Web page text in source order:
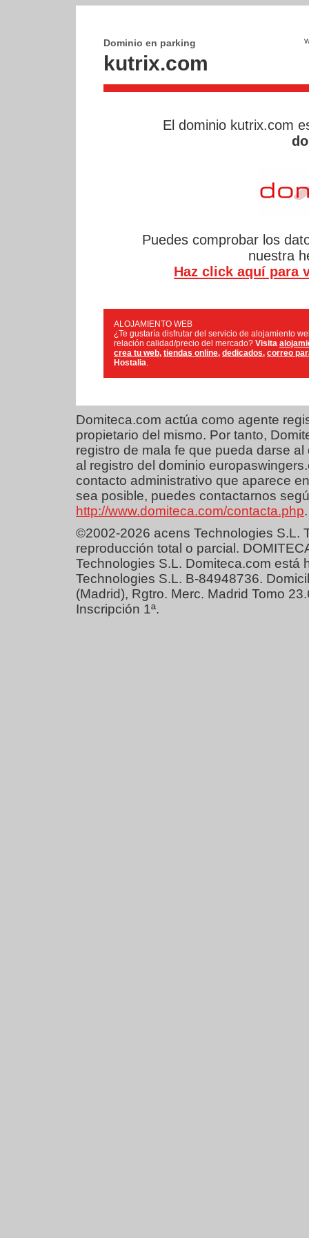
Dominio en parking
kutrix.com
El dominio kutrix.com
Puedes comprobar los
nuestra
Haz click aquí para
ALOJAMIENTO WEB
¿Te gustaría disfrutar del servicio de alojamiento
relación calidad/precio del mercado? Visita
crea tu web, tiendas online, dedicados, correo
Hostalia.
Domiteca.com actúa como agente
propietario del mismo. Por tanto,
registro de mala fe que pueda darse
al registro del dominio
contacto administrativo que aparece
sea posible, puedes contactarnos
http://www.domiteca.com/contacta.php.
©2002-2026 acens Technologies S.L.
reproducción total o parcial.
Technologies S.L. Domiteca.com
Technologies S.L. B-84948736.
(Madrid), Rgtro. Merc. Madrid Tomo
Inscripción 1ª.